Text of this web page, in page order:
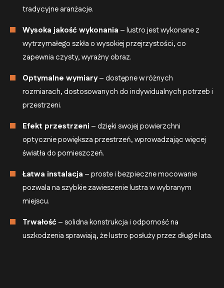
tradycyjne aranżacje.
Wysoka jakość wykonania – lustro jest wykonane z
wytrzymałego szkła o wysokiej przejrzystości, co
zapewnia czysty, wyraźny obraz.
Optymalne wymiary– dostępne w różnych
rozmiarach, dostosowanych do indywidualnych potrzeb i
przestrzeni.
Efekt przestrzeni – dzięki swojej powierzchni
optycznie powiększa przestrzeń, wprowadzając więcej
światła do pomieszczeń.
Łatwa instalacja – proste i bezpieczne mocowanie
pozwala na szybkie zawieszenie lustra w wybranym
miejscu.
Trwałość – solidna konstrukcja i odporność na
uszkodzenia sprawiają, że lustro posłuży przez długie lata.